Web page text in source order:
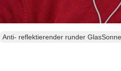
Anti- reflektierender runder